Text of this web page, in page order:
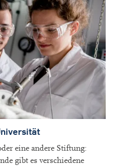
eine andere Stiftung:
gibt es verschiedene